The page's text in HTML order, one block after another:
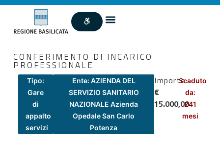
CONFERIMENTO DI INCARICO
PROFESSIONALE
Tipo:
Gare
di
appalto
servizi
Ente: AZIENDA DEL
SERVIZIO SANITARIO
NAZIONALE Azienda
Opedale San Carlo
Potenza
Importo
€
15.000,00
Scaduto
da:
241
mesi